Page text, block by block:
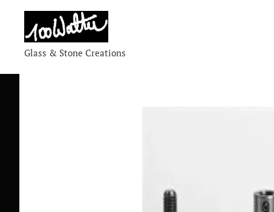
Glass & Stone Creations